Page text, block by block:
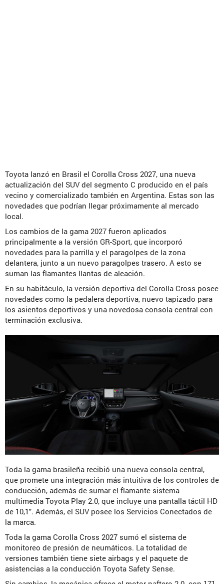
Toyota lanzó en Brasil el Corolla Cross 2027, una nueva
actualización del SUV del segmento C producido en el país
vecino y comercializado también en Argentina. Estas son las
novedades que podrían llegar próximamente al mercado
local.
Los cambios de la gama 2027 fueron aplicados
principalmente a la versión GR-Sport, que incorporó
novedades para la parrilla y el paragolpes de la zona
delantera, junto a un nuevo paragolpes trasero. A esto se
suman las flamantes llantas de aleación.
En su habitáculo, la versión deportiva del Corolla Cross posee
novedades como la pedalera deportiva, nuevo tapizado para
los asientos deportivos y una novedosa consola central con
terminación exclusiva.
Toda la gama brasileña recibió una nueva consola central,
que promete una integración más intuitiva de los controles de
conducción, además de sumar el flamante sistema
multimedia Toyota Play 2.0, que incluye una pantalla táctil HD
de 10,1″. Además, el SUV posee los Servicios Conectados de
la marca.
Toda la gama Corolla Cross 2027 sumó el sistema de
monitoreo de presión de neumáticos. La totalidad de
versiones también tiene siete airbags y el paquete de
asistencias a la conducción Toyota Safety Sense.